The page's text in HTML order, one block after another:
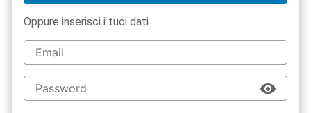
Oppure inserisci i tuoi dati